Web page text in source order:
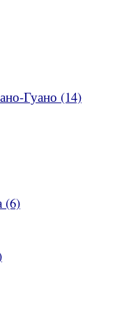
Гуано (14)
(6)